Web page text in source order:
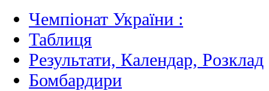
Чемпіонат України :
Таблиця
Результати, Календар, Poзклад
Бомбардири